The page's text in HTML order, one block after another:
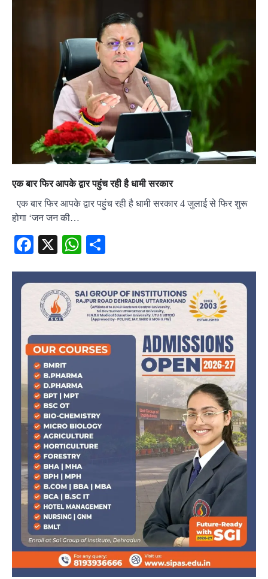
एक बार फिर आपके द्वार पहुंच रही है धामी सरकार
एक बार फिर आपके द्वार पहुंच रही है धामी सरकार 4 जुलाई से फिर शुरू
होगा ‘जन जन की…
Facebook
X WhatsApp